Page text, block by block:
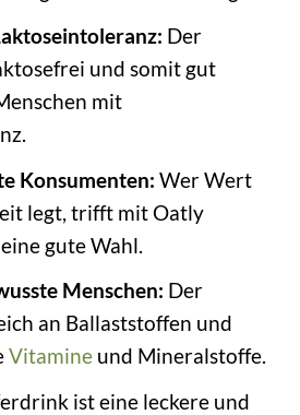
Der
und somit gut
mit
Konsumenten: Wer Wert
legt, trifft mit Oatly
gute Wahl.
Menschen: Der
an Ballaststoffen und
Vitamineund Mineralstoffe.
ist eine leckere und